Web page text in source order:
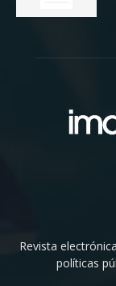
Revista
políticas